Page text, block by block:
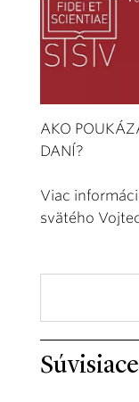
AKO
DANÍ?
Viac
svätého